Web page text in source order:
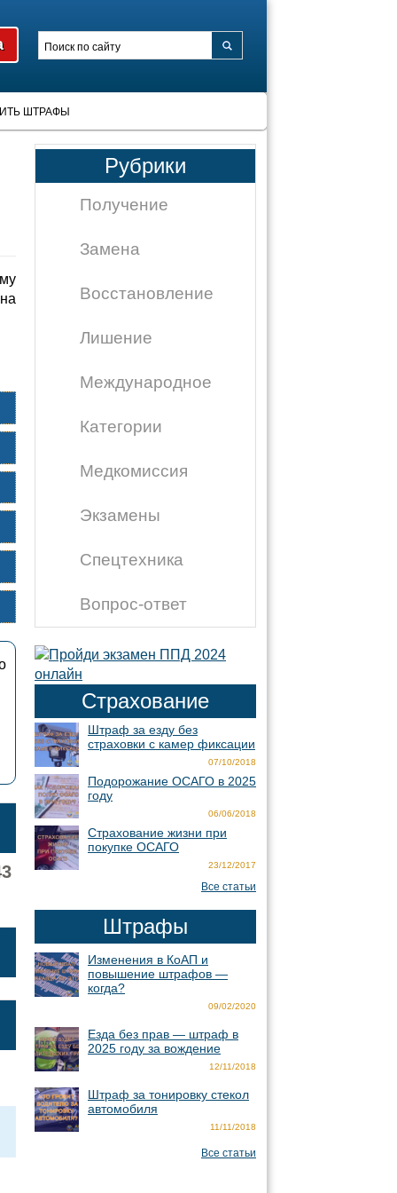
ШТРАФЫ
Рубрики
Получение
Замена
Восстановление
Лишение
Международное
Категории
Медкомиссия
Экзамены
Спецтехника
Вопрос-ответ
Страхование
Штраф за езду без
страховки с камер фиксации
07/10/2018
Подорожание ОСАГО в 2025
году
06/06/2018
Страхование жизни при
покупке ОСАГО
23/12/2017
Все статьи
Штрафы
Изменения в КоАП и
повышение штрафов —
когда?
09/02/2020
Езда без прав — штраф в
2025 году за вождение
12/11/2018
Штраф за тонировку стекол
автомобиля
11/11/2018
Все статьи